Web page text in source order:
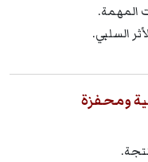
المهمة.
السلبي.
ومحفزة